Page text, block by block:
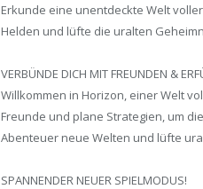
Erkunde eine unentdeckte Welt
Helden und lüfte die uralten
VERBÜNDE DICH MIT FREUNDEN &
Willkommen in Horizon, einer Welt
Freunde und plane Strategien, um
Abenteuer neue Welten und lüfte
SPANNENDER NEUER SPIELMODUS!